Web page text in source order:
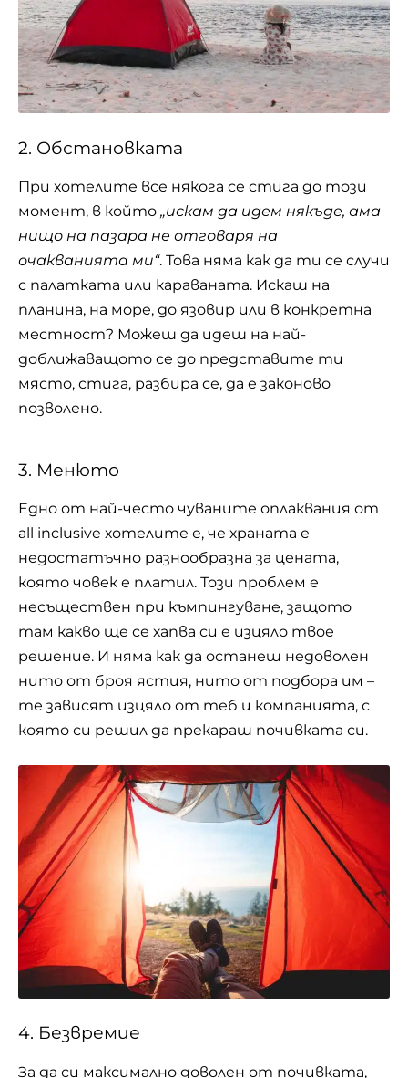
2. Обстановката
При хотелите все някога се стига до този
момент, в който „искам да идем някъде, ама
нищо на пазара не отговаря на
очакванията ми“. Това няма как да ти се случи
с палатката или караваната. Искаш на
планина, на море, до язовир или в конкретна
местност? Можеш да идеш на най-
доближаващото се до представите ти
място, стига, разбира се, да е законово
позволено.
3. Менюто
Едно от най-често чуваните оплаквания от
all inclusive хотелите е, че храната е
недостатъчно разнообразна за цената,
която човек е платил. Този проблем е
несъществен при къмпингуване, защото
там какво ще се хапва си е изцяло твое
решение. И няма как да останеш недоволен
нито от броя ястия, нито от подбора им –
те зависят изцяло от теб и компанията, с
която си решил да прекараш почивката си.
4. Безвремие
За да си максимално доволен от почивката,